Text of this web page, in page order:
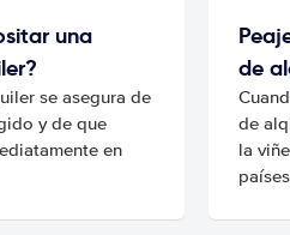
una
se asegura de
y de que
en
de
de
la